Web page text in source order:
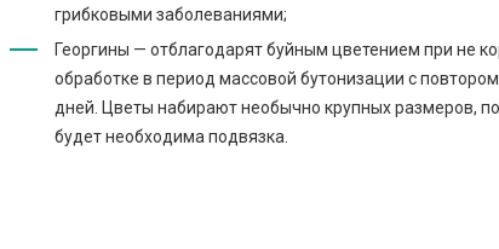
грибковыми заболеваниями;
Георгины — отблагодарят буйным цветением при не
обработке в период массовой бутонизации с
дней. Цветы набирают необычно крупных размеров,
будет необходима подвязка.